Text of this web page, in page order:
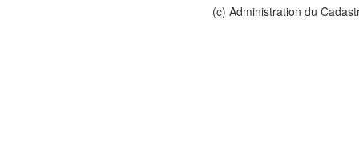
(c) Administration du